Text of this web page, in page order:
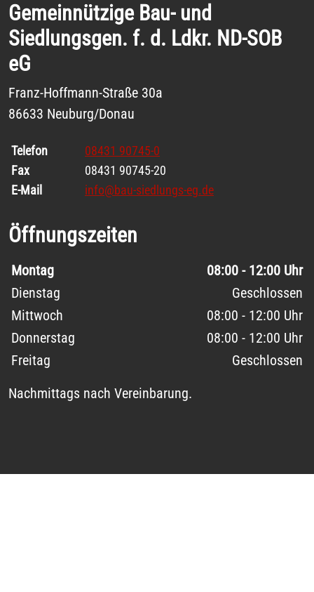
Gemeinnützige Bau- und
Siedlungsgen. f. d. Ldkr. ND-SOB
eG
Franz-Hoffmann-Straße 30a
86633 Neuburg/Donau
Telefon
08431 90745-0
Fax
08431 90745-20
E-Mail
info@bau-siedlungs-eg.de
Öffnungszeiten
Wochentage / Monate
Öffnungszeiten / Hinweise
Montag
08:00 - 12:00 Uhr
Dienstag
Geschlossen
Mittwoch
08:00 - 12:00 Uhr
Donnerstag
08:00 - 12:00 Uhr
Freitag
Geschlossen
Nachmittags nach Vereinbarung.